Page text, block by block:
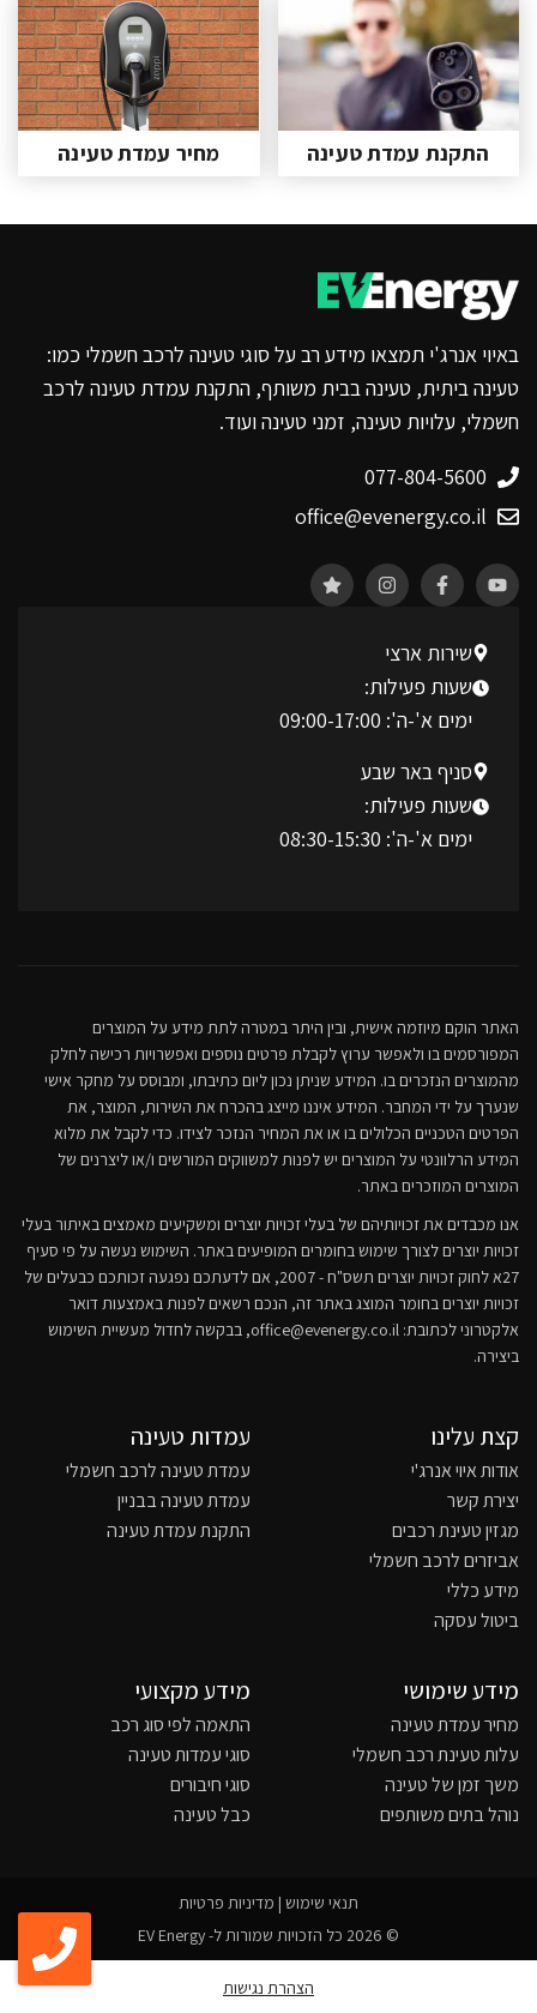
התקנת עמדת טעינה מחיר עמדת טעינה
באיוי אנרג'י תמצאו מידע רב על סוגי טעינה לרכב חשמלי כמו:
טעינה ביתית, טעינה בבית משותף, התקנת עמדת טעינה לרכב
חשמלי, עלויות טעינה, זמני טעינה ועוד.
077-804-5600
office@evenergy.co.il
שירות ארצי
שעות פעילות:
ימים א'-ה': 09:00-17:00
סניף באר שבע
שעות פעילות:
ימים א'-ה': 08:30-15:30
האתר הוקם מיוזמה אישית, ובין היתר במטרה לתת מידע על המוצרים
המפורסמים בו ולאפשר ערוץ לקבלת פרטים נוספים ואפשרויות רכישה לחלק
מהמוצרים הנזכרים בו. המידע שניתן נכון ליום כתיבתו, ומבוסס על מחקר אישי
שנערך על ידי המחבר. המידע איננו מייצג בהכרח את השירות, המוצר, את
הפרטים הטכניים הכלולים בו או את המחיר הנזכר לצידו. כדי לקבל את מלוא
המידע הרלוונטי על המוצרים יש לפנות למשווקים המורשים ו/או ליצרנים של
המוצרים המוזכרים באתר.
אנו מכבדים את זכויותיהם של בעלי זכויות יוצרים ומשקיעים מאמצים באיתור בעלי
זכויות יוצרים לצורך שימוש בחומרים המופיעים באתר. השימוש נעשה על פי סעיף
27א לחוק זכויות יוצרים תשס"ח - 2007, אם לדעתכם נפגעה זכותכם כבעלים של
זכויות יוצרים בחומר המוצג באתר זה, הנכם רשאים לפנות באמצעות דואר
אלקטרוני לכתובת: office@evenergy.co.il, בבקשה לחדול מעשיית השימוש
ביצירה.
קצת עלינו
אודות איוי אנרג'י
יצירת קשר
מגזין טעינת רכבים
אביזרים לרכב חשמלי
מידע כללי
ביטול עסקה
עמדות טעינה
עמדת טעינה לרכב חשמלי
עמדת טעינה בבניין
התקנת עמדת טעינה
מידע שימושי
מחיר עמדת טעינה
עלות טעינת רכב חשמלי
משך זמן של טעינה
נוהל בתים משותפים
מידע מקצועי
התאמה לפי סוג רכב
סוגי עמדות טעינה
סוגי חיבורים
כבל טעינה
תנאי שימוש | מדיניות פרטיות
© 2026 כל הזכויות שמורות ל- EV Energy
הצהרת נגישות